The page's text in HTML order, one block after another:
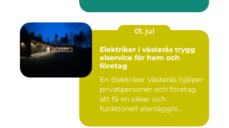
01. jul
Elektriker i västerås trygg
elservice för hem och
företag
En Elektriker Västerås hjälper
privatpersoner och företag
att få en säker och
funktionell elanläggni...